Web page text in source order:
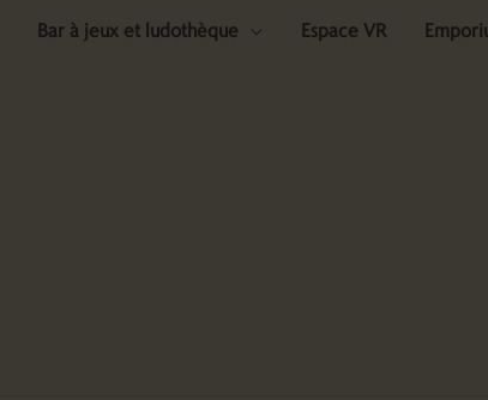
Bar à jeux et ludothèque Espace VR